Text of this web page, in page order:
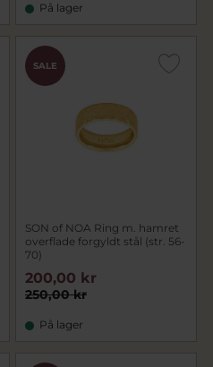
På lager
SALE
SON of NOA Ring m. hamret
overflade forgyldt stål (str. 56-
70)
250,00 kr
200,00 kr
På lager